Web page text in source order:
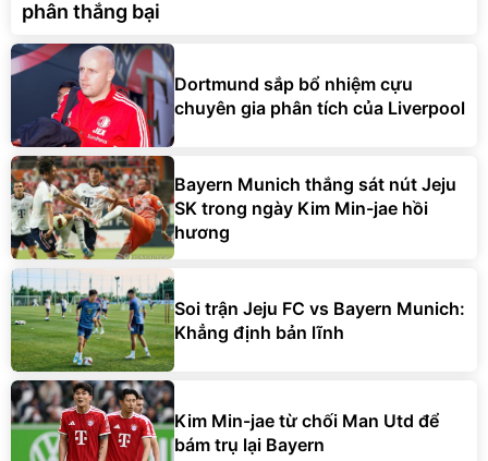
phân thắng bại
Dortmund sắp bổ nhiệm cựu
chuyên gia phân tích của Liverpool
Bayern Munich thắng sát nút Jeju
SK trong ngày Kim Min-jae hồi
hương
Soi trận Jeju FC vs Bayern Munich:
Khẳng định bản lĩnh
Kim Min-jae từ chối Man Utd để
bám trụ lại Bayern